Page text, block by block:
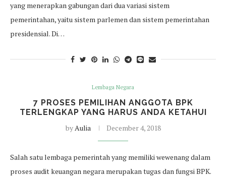
yang menerapkan gabungan dari dua variasi sistem
pemerintahan, yaitu sistem parlemen dan sistem pemerintahan
presidensial. Di…
Lembaga Negara
7 PROSES PEMILIHAN ANGGOTA BPK
TERLENGKAP YANG HARUS ANDA KETAHUI
byAulia December 4, 2018
Salah satu lembaga pemerintah yang memiliki wewenang dalam
proses audit keuangan negara merupakan tugas dan fungsi BPK.